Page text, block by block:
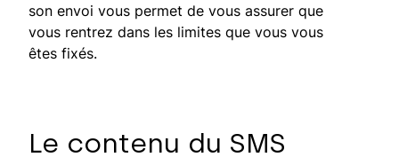
son envoi vous permet de vous assurer que
vous rentrez dans les limites que vous vous
êtes fixés.
Le contenu du SMS